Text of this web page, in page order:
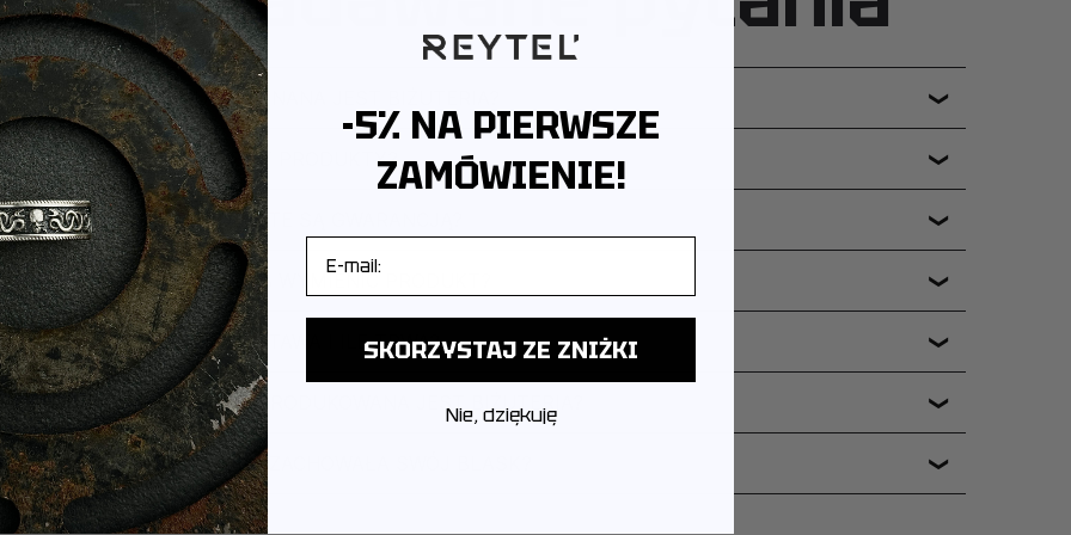
Z JAKIEGO METALU WYKONANA JEST BIŻUTERIA? ❯
JAK PAKUJEMY PRODUKTY? ❯
CZY PRODUKTY OBJĘTE SĄ GWARANCJĄ? ❯
CZY MOGĘ ZWRÓCIĆ LUB WYMIENIĆ PRODUKT? ❯
JAK WYGLĄDA DOSTAWA I ILE TRWA? ❯
MARKA I GDZIE PRODUKOWANA JEST BIŻUTERIA? ❯
DBAĆ O BIŻUTERIĘ, ABY ZACHOWAŁA SWÓJ BLASK? ❯
-5% NA PIERWSZE
ZAMÓWIENIE!
SKORZYSTAJ ZE ZNIŻKI
Nie, dziękuję